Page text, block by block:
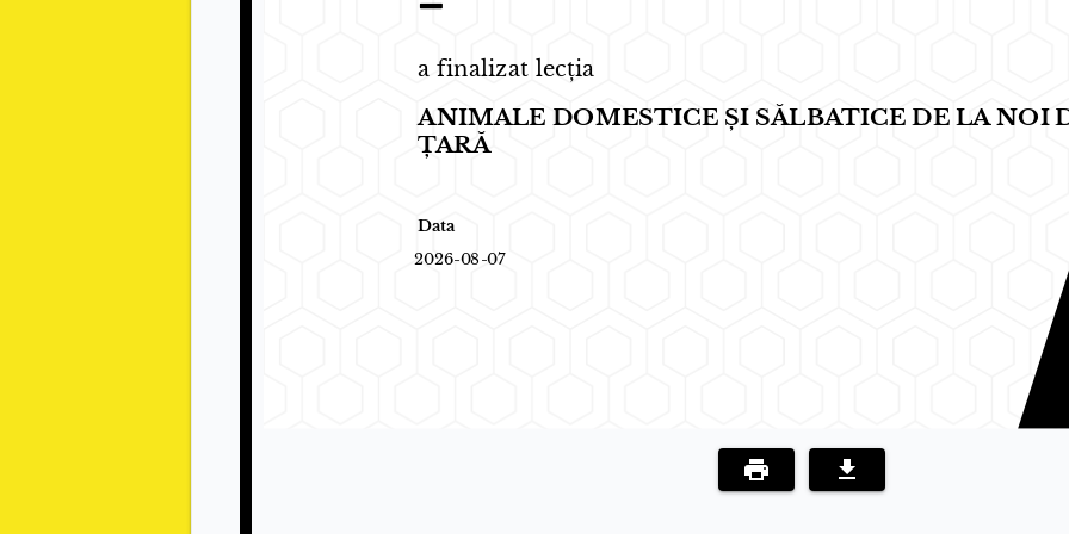
a finalizat lecția
ANIMALE DOMESTICE ȘI SĂLBATICE DE LA NOI
ȚARĂ
Data
2026-08-07